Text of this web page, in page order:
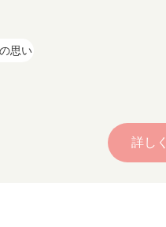
思い
詳し